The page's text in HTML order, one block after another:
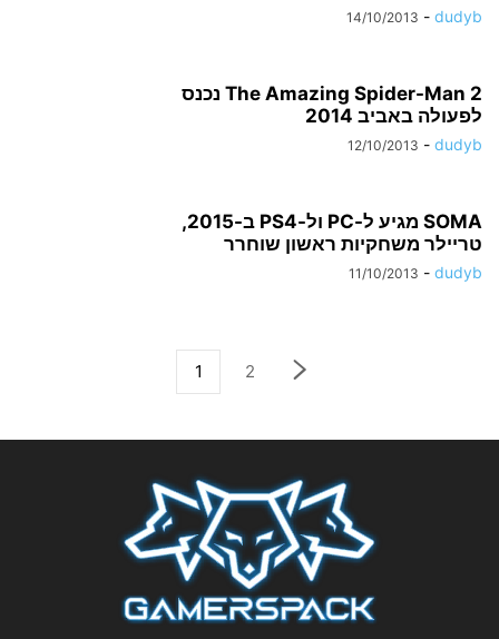
dudyb
-
14/10/2013
The Amazing Spider-Man 2 נכנס
לפעולה באביב 2014
dudyb
-
12/10/2013
SOMA מגיע ל-PC ול-PS4 ב-2015,
טריילר משחקיות ראשון שוחרר
dudyb
-
11/10/2013
1 2